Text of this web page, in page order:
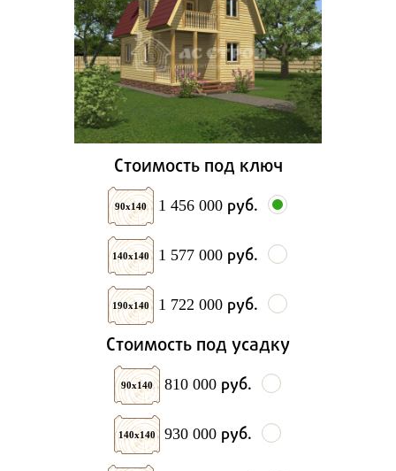
Стоимость под ключ
90х140 1 456 000 руб.
140х140 1 577 000 руб.
190х140 1 722 000 руб.
Стоимость под усадку
90х140 810 000 руб.
140х140 930 000 руб.